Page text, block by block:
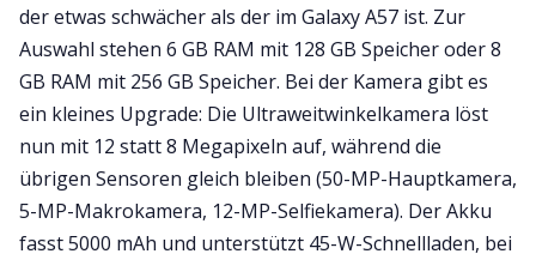
der etwas schwächer als der im Galaxy A57 ist. Zur
Auswahl stehen 6 GB RAM mit 128 GB Speicher oder 8
GB RAM mit 256 GB Speicher. Bei der Kamera gibt es
ein kleines Upgrade: Die Ultraweitwinkelkamera löst
nun mit 12 statt 8 Megapixeln auf, während die
übrigen Sensoren gleich bleiben (50-MP-Hauptkamera,
5-MP-Makrokamera, 12-MP-Selfiekamera). Der Akku
fasst 5000 mAh und unterstützt 45-W-Schnellladen, bei